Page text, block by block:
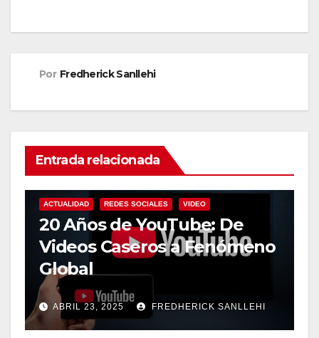
Por Fredherick Sanllehi
Entrada relacionada
ACTUALIDAD REDES SOCIALES VIDEO
20 Años de YouTube: De
Videos Caseros a Fenómeno
Global
ABRIL 23, 2025 FREDHERICK SANLLEHI